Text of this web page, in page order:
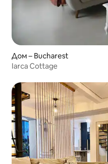
Дом – Bucharest
Iarca Cottage